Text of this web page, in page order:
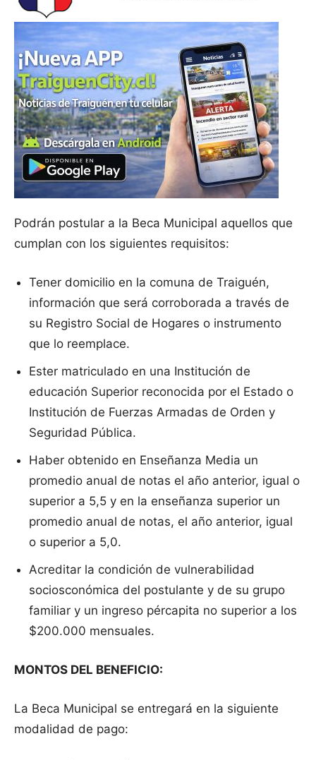
Podrán postular a la Beca Municipal aquellos que
cumplan con los siguientes requisitos:
Tener domicilio en la comuna de Traiguén,
información que será corroborada a través de
su Registro Social de Hogares o instrumento
que lo reemplace.
Ester matriculado en una Institución de
educación Superior reconocida por el Estado o
Institución de Fuerzas Armadas de Orden y
Seguridad Pública.
Haber obtenido en Enseñanza Media un
promedio anual de notas el año anterior, igual o
superior a 5,5 y en la enseñanza superior un
promedio anual de notas, el año anterior, igual
o superior a 5,0.
Acreditar la condición de vulnerabilidad
sociosconómica del postulante y de su grupo
familiar y un ingreso pércapita no superior a los
$200.000 mensuales.
MONTOS DEL BENEFICIO:
La Beca Municipal se entregará en la siguiente
modalidad de pago: